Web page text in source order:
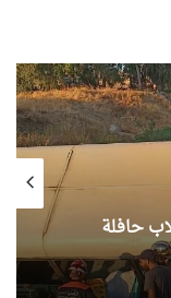
حافلة